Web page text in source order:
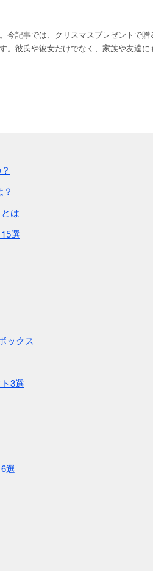
今記事では、クリスマスプレゼントで
彼氏や彼女だけでなく、家族や友達に
は
選
ックス
3選
選